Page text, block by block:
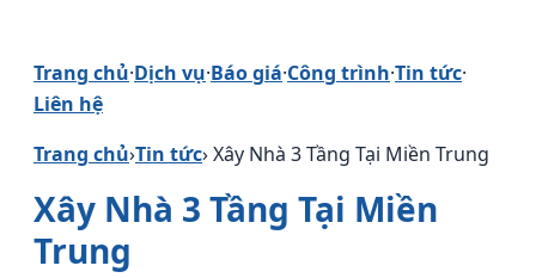
Trang chủ·Dịch vụ·Báo giá·Công trình·Tin tức·
Liên hệ
Trang chủ›Tin tức› Xây Nhà 3 Tầng Tại Miền Trung
Xây Nhà 3 Tầng Tại Miền
Trung